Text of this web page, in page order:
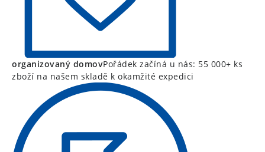
organizovaný domovPořádek začíná u nás: 55 000+ ks
zboží na našem skladě k okamžité expedici